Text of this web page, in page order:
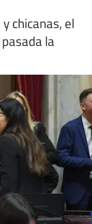
chicanas, el
la